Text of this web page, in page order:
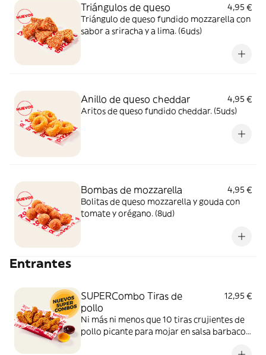
Triángulos de queso
4,95 €
Triángulo de queso fundido mozzarella con
sabor a sriracha y a lima. (6uds)
Anillo de queso cheddar
4,95 €
Aritos de queso fundido cheddar. (5uds)
Bombas de mozzarella
4,95 €
Bolitas de queso mozzarella y gouda con
tomate y orégano. (8ud)
Entrantes
SUPERCombo Tiras de
pollo
12,95 €
Ni más ni menos que 10 tiras crujientes de
pollo picante para mojar en salsa barbacoa